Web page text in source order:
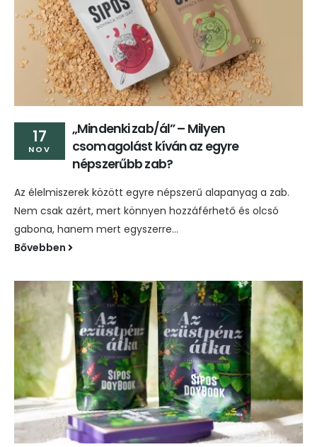
17
NOV
„Mindenki zab/ál” – Milyen
csomagolást kíván az egyre
népszerűbb zab?
Az élelmiszerek között egyre népszerű alapanyag a zab.
Nem csak azért, mert könnyen hozzáférhető és olcsó
gabona, hanem mert egyszerre...
Bővebben